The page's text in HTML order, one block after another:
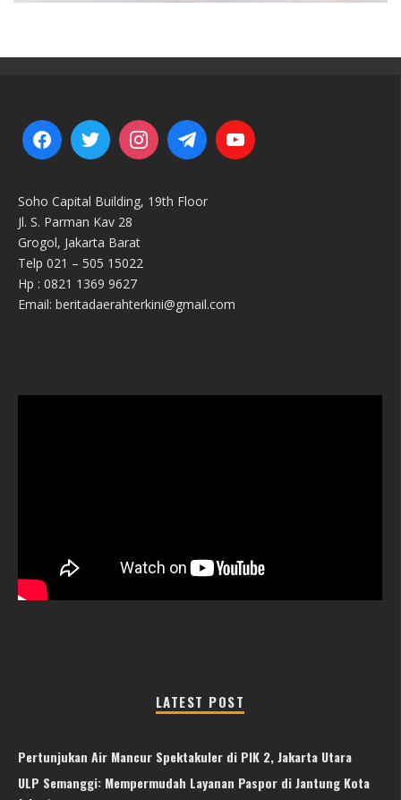
Soho Capital Building, 19th Floor
Jl. S. Parman Kav 28
Grogol, Jakarta Barat
Telp 021 – 505 15022
Hp : 0821 1369 9627
Email: beritadaerahterkini@gmail.com
LATEST POST
Pertunjukan Air Mancur Spektakuler di PIK 2, Jakarta Utara
ULP Semanggi: Mempermudah Layanan Paspor di Jantung Kota